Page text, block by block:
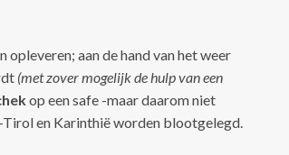
aan de hand van het weer
(met zover mogelijk de hulp van een
op een safe -maar daarom niet
en Karinthië worden blootgelegd.